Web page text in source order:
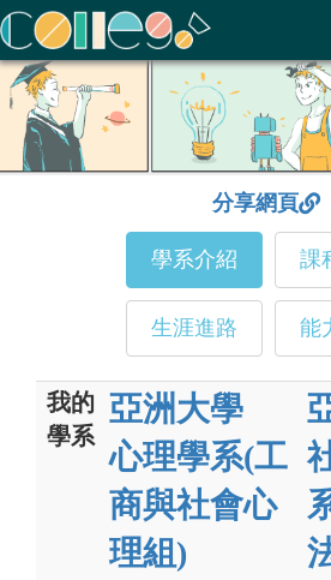
ColleGo! 大學選才與高中育才輔助系統
分享網頁
學系介紹 課
生涯進路 能
我的
學系
亞洲大學
心理學系(工
商與社會心
理組)